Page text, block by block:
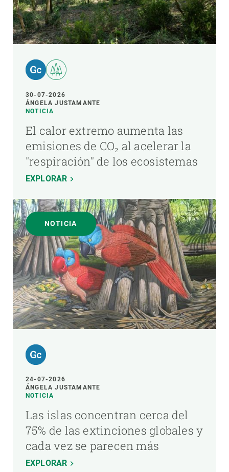
30-07-2026
ÁNGELA JUSTAMANTE
NOTICIA
El calor extremo aumenta las
emisiones de CO₂ al acelerar la
"respiración" de los ecosistemas
EXPLORAR
NOTICIA
24-07-2026
ÁNGELA JUSTAMANTE
NOTICIA
Las islas concentran cerca del
75% de las extinciones globales y
cada vez se parecen más
EXPLORAR